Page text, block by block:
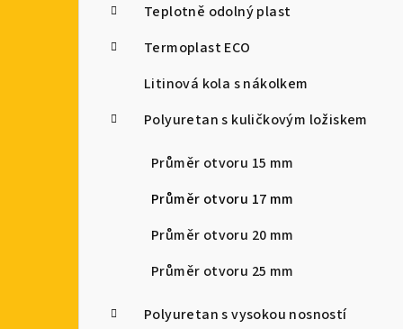
Teplotně odolný plast
Termoplast ECO
Litinová kola s nákolkem
Polyuretan s kuličkovým ložiskem
Průměr otvoru 15 mm
Průměr otvoru 17 mm
Průměr otvoru 20 mm
Průměr otvoru 25 mm
Polyuretan s vysokou nosností